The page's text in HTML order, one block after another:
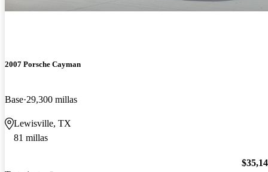
2007 Porsche Cayman
Base 29,300 millas
Lewisville, TX
81 millas